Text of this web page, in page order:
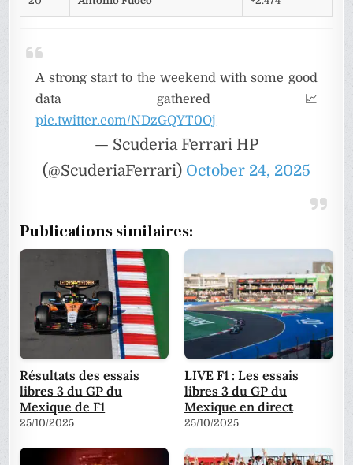
A strong start to the weekend with some good
data gathered 📈
pic.twitter.com/NDzGQYT0Oj
— Scuderia Ferrari HP
(@ScuderiaFerrari) October 24, 2025
Publications similaires:
Résultats des essais
libres 3 du GP du
Mexique de F1
25/10/2025
LIVE F1 : Les essais
libres 3 du GP du
Mexique en direct
25/10/2025